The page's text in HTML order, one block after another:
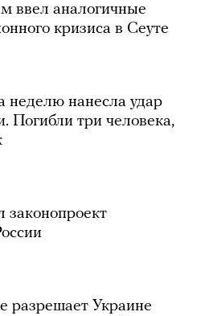
ввел аналогичные
кризиса в Сеуте
неделю нанесла удар
Погибли три человека,
разрешает Украине